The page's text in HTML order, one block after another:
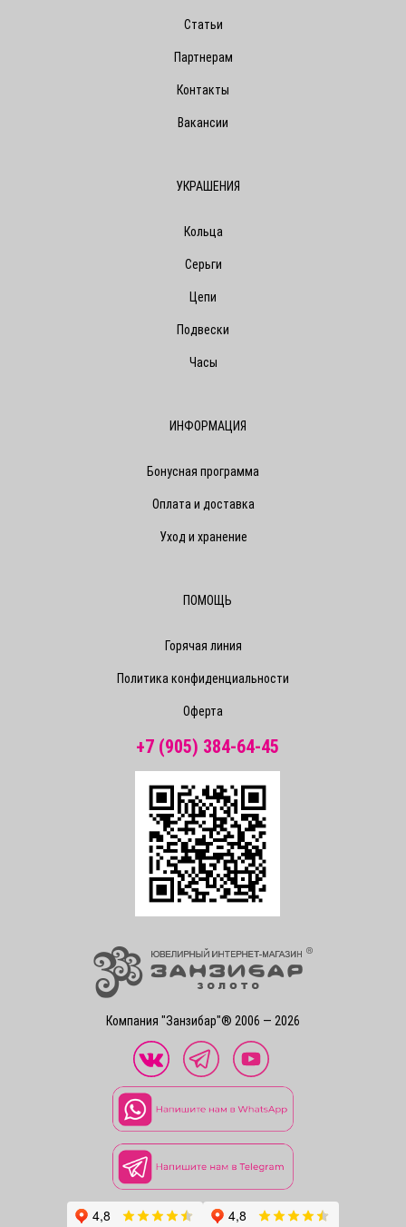
Компания "Занзибар"® 2006 — 2026
Статьи
Партнерам
Контакты
Вакансии
УКРАШЕНИЯ
Кольца
Серьги
Цепи
Подвески
Часы
ИНФОРМАЦИЯ
Бонусная программа
Оплата и доставка
Уход и хранение
ПОМОЩЬ
Горячая линия
Политика конфиденциальности
Оферта
+7 (905) 384-64-45